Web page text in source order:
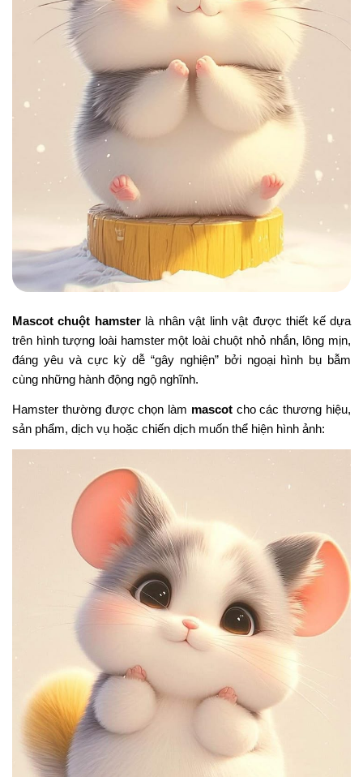
Mascot chuột hamsterlà nhân vật linh vật được thiết kế dựa
trên hình tượng loài hamster một loài chuột nhỏ nhắn, lông mịn,
đáng yêu và cực kỳ dễ “gây nghiện” bởi ngoại hình bụ bẫm
cùng những hành động ngộ nghĩnh.
Hamster thường được chọn làm mascotcho các thương hiệu,
sản phẩm, dịch vụ hoặc chiến dịch muốn thể hiện hình ảnh: